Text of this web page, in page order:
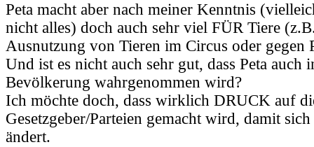
Peta macht aber nach meiner Kenntnis
nicht alles) doch auch sehr viel FÜR Tiere
Ausnutzung von Tieren im Circus oder gegen
Und ist es nicht auch sehr gut, dass Peta auch
Bevölkerung wahrgenommen wird?
Ich möchte doch, dass wirklich DRUCK auf
Gesetzgeber/Parteien gemacht wird, damit
ändert.